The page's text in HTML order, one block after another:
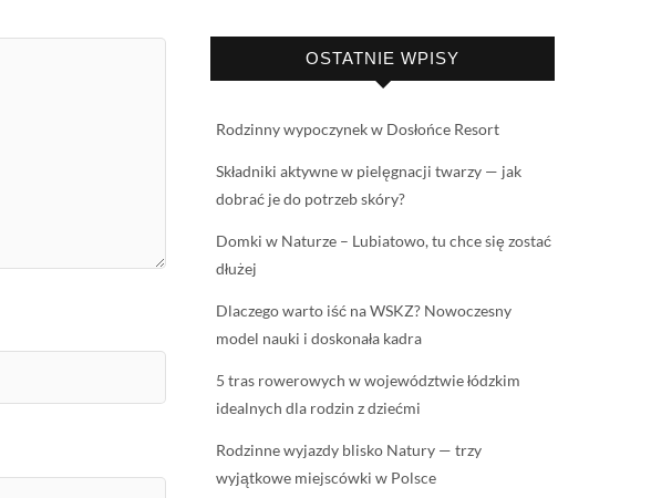
OSTATNIE WPISY
Rodzinny wypoczynek w Dosłońce Resort
Składniki aktywne w pielęgnacji twarzy — jak
dobrać je do potrzeb skóry?
Domki w Naturze – Lubiatowo, tu chce się zostać
dłużej
Dlaczego warto iść na WSKZ? Nowoczesny
model nauki i doskonała kadra
5 tras rowerowych w województwie łódzkim
idealnych dla rodzin z dziećmi
Rodzinne wyjazdy blisko Natury — trzy
wyjątkowe miejscówki w Polsce